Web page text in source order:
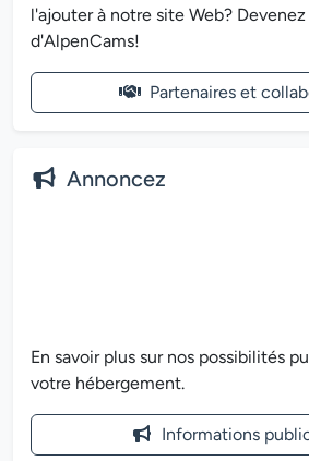
l'ajouter à notre site Web?
d'AlpenCams!
Partenaires et
Annoncez
En savoir plus sur nos possibilités
votre hébergement.
Informations